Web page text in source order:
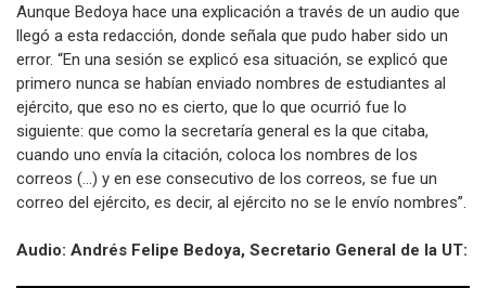
Aunque Bedoya hace una explicación a través de un audio que
llegó a esta redacción, donde señala que pudo haber sido un
error. “En una sesión se explicó esa situación, se explicó que
primero nunca se habían enviado nombres de estudiantes al
ejército, que eso no es cierto, que lo que ocurrió fue lo
siguiente: que como la secretaría general es la que citaba,
cuando uno envía la citación, coloca los nombres de los
correos (…) y en ese consecutivo de los correos, se fue un
correo del ejército, es decir, al ejército no se le envío nombres”.
Audio: Andrés Felipe Bedoya, Secretario General de la UT: